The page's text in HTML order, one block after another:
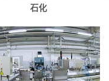
石化